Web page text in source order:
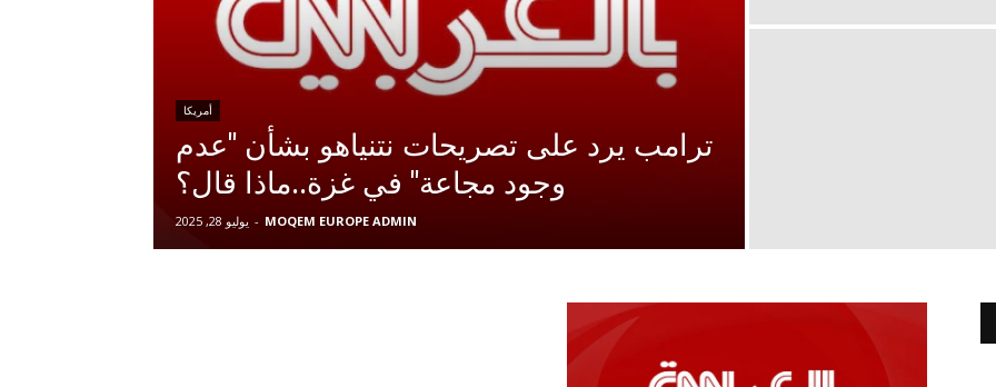
أمريكا
ترامب يرد على تصريحات نتنياهو بشأن "عدم
وجود مجاعة" في غزة..ماذا قال؟
MOQEM EUROPE ADMIN
- يوليو 28, 2025